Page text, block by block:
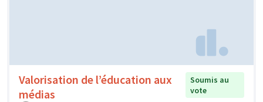
Valorisation de l’éducation aux
médias
Soumis au
vote